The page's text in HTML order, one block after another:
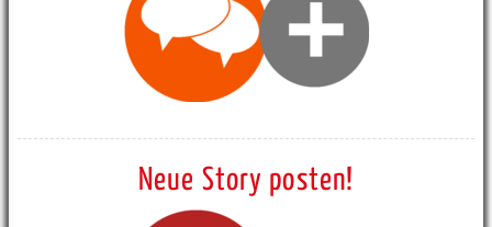
Neue Story posten!